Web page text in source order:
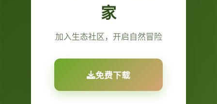
家
加入生态社区，开启自然冒险
免费下载